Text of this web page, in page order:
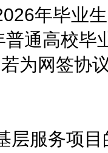
年毕业生
通高校毕
为网签协
服务项目